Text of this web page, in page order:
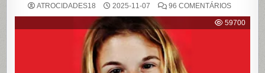
ATROCIDADES18 2025-11-07 96 COMENTÁRIOSEM
59700